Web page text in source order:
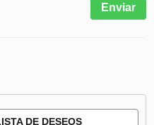
Enviar
DE DESEOS